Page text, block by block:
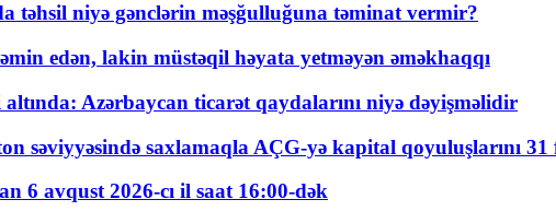
təhsil niyə gənclərin məşğulluğuna təminat vermir?
edən, lakin müstəqil həyata yetməyən əməkhaqqı
Azərbaycan ticarət qaydalarını niyə dəyişməlidir
səviyyəsində saxlamaqla AÇG-yə kapital qoyuluşlarını 31
6 avqust 2026-cı il saat 16:00-dək